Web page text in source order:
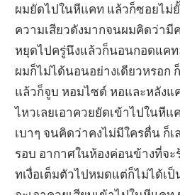
ผมยัดไปในหีแคท แล้วก็ซอยไม่
ความเสียวดังมากจนผมคิดว่า
หยุดไปครู่นึงแล้วก็นอนกอดแค
ผมก็ไม่ได้นอนอย่างเดียวหรอก
แล้วก็จูบ หอมไซด์ หอและหลังแ
ไหวเลยเอาควยยัดเข้าไปในหี
เบาๆ จนคิดว่าคงไม่มีใครตื่น ก็
รอบ อากาศในห้องค่อนข้างที่จ
ทเงื่อเต็มตัวไปหมดแต่ก็ไม่ได้เ